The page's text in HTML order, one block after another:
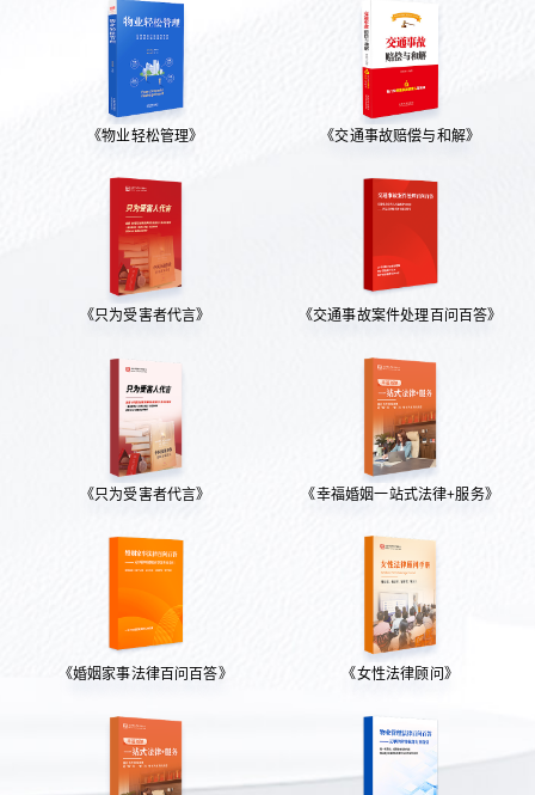
《物业轻松管理》 《交通事故赔偿与和解》
《只为受害者代言》 《交通事故案件处理百问百答》
《只为受害者代言》 《幸福婚姻一站式法律+服务》
《婚姻家事法律百问百答》 《女性法律顾问》